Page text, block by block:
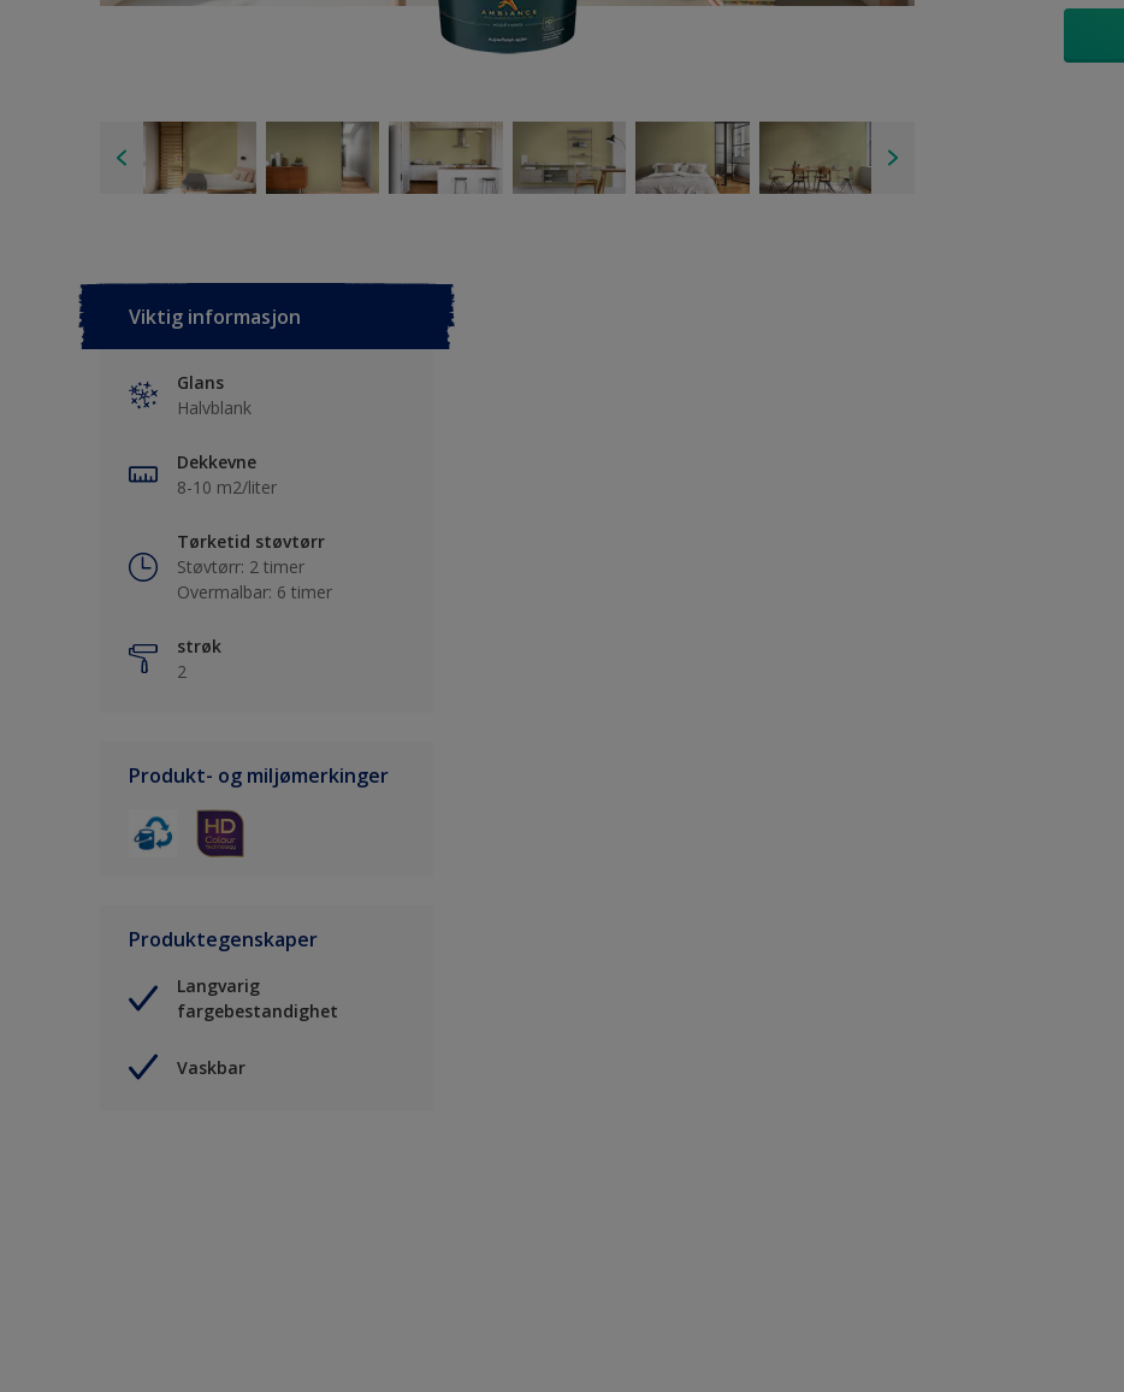
Viktig informasjon
Glans
Halvblank
Dekkevne
8-10 m2/liter
Tørketid støvtørr
Støvtørr: 2 timer
Overmalbar: 6 timer
strøk
2
Produkt- og miljømerkinger
Produktegenskaper
Langvarig
fargebestandighet
Vaskbar